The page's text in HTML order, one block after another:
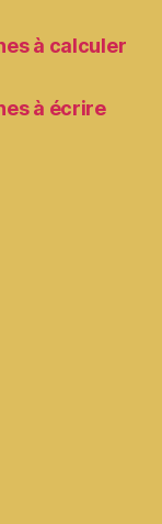
à calculer
à écrire